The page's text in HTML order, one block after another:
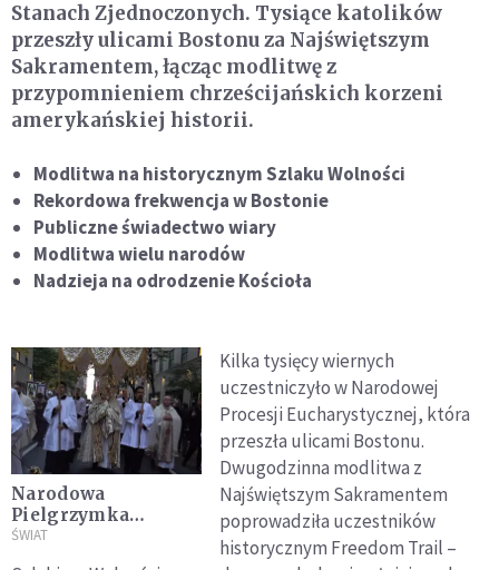
Stanach Zjednoczonych. Tysiące katolików
przeszły ulicami Bostonu za Najświętszym
Sakramentem, łącząc modlitwę z
przypomnieniem chrześcijańskich korzeni
amerykańskiej historii.
Modlitwa na historycznym Szlaku Wolności
Rekordowa frekwencja w Bostonie
Publiczne świadectwo wiary
Modlitwa wielu narodów
Nadzieja na odrodzenie Kościoła
Narodowa
Pielgrzymka
Eucharystyczna
ŚWIAT
Kilka tysięcy wiernych
uczestniczyło w Narodowej
Procesji Eucharystycznej, która
przeszła ulicami Bostonu.
Dwugodzinna modlitwa z
Najświętszym Sakramentem
poprowadziła uczestników
historycznym Freedom Trail –